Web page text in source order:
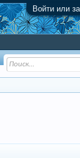
Войти или